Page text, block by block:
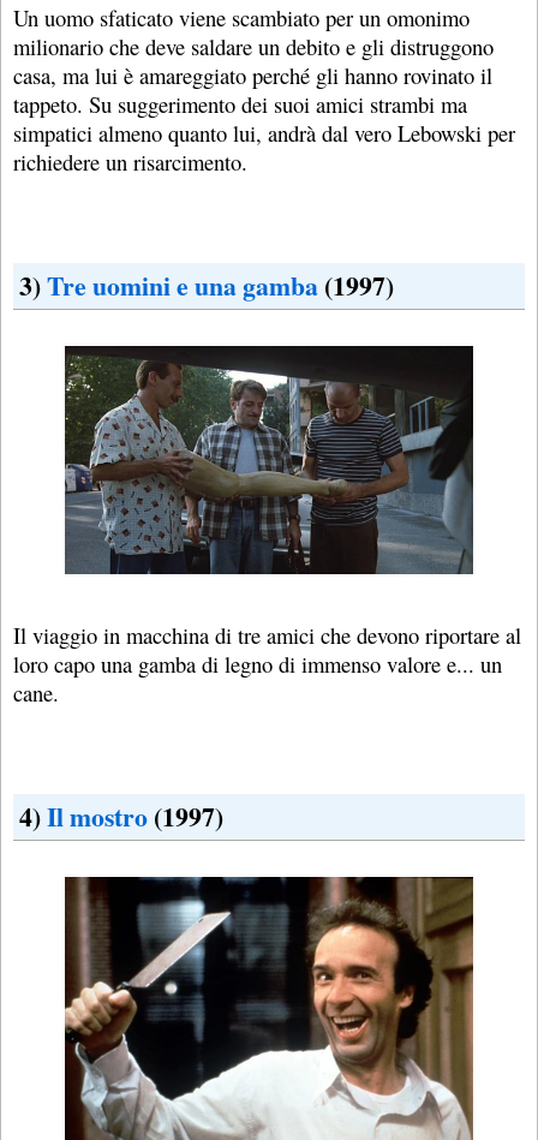
Un uomo sfaticato viene scambiato per un omonimo
milionario che deve saldare un debito e gli distruggono
casa, ma lui è amareggiato perché gli hanno rovinato il
tappeto. Su suggerimento dei suoi amici strambi ma
simpatici almeno quanto lui, andrà dal vero Lebowski per
richiedere un risarcimento.
3)Tre uomini e una gamba(1997)
Il viaggio in macchina di tre amici che devono riportare al
loro capo una gamba di legno di immenso valore e... un
cane.
4)Il mostro(1997)